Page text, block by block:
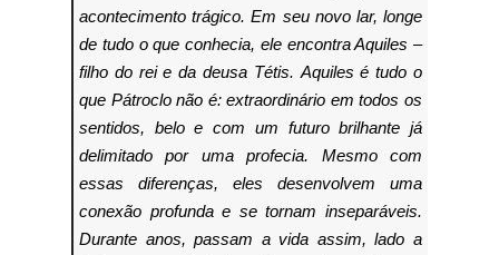
acontecimento trágico. Em seu novo lar, longe
de tudo o que conhecia, ele encontra Aquiles –
filho do rei e da deusa Tétis. Aquiles é tudo o
que Pátroclo não é: extraordinário em todos os
sentidos, belo e com um futuro brilhante já
delimitado por uma profecia. Mesmo com
essas diferenças, eles desenvolvem uma
conexão profunda e se tornam inseparáveis.
Durante anos, passam a vida assim, lado a